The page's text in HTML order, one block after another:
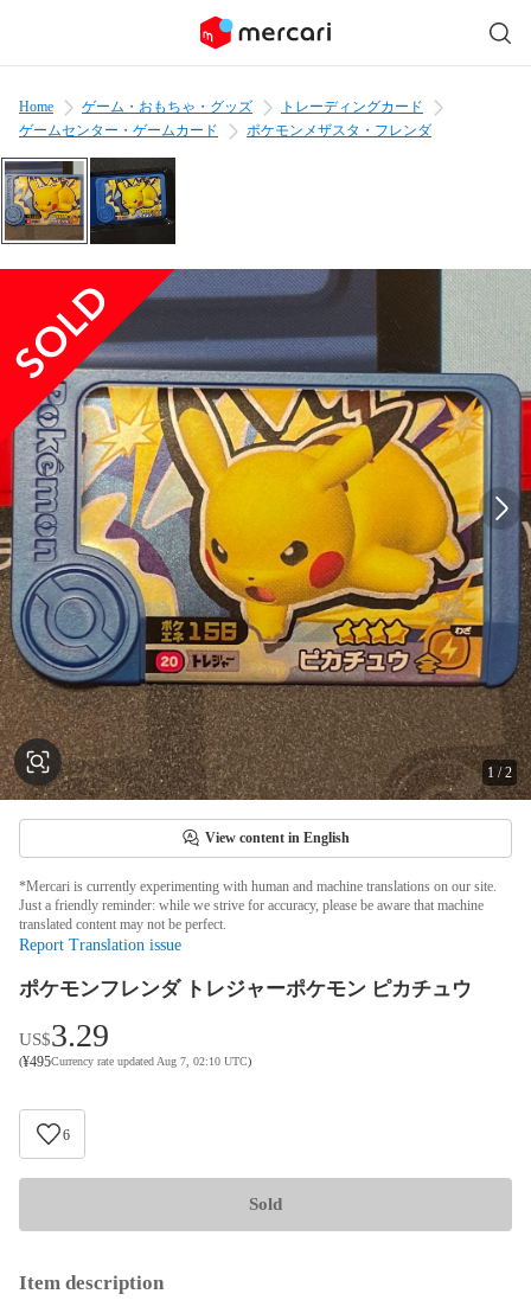
Home ゲーム・おもちゃ・グッズ
トレーディングカード
ゲームセンター・ゲームカード
ポケモンメザスタ・フレンダ
1 /2
View content in English
*Mercari is currently experimenting with human and machine translations on our site.
Just a friendly reminder: while we strive for accuracy, please be aware that machine
translated content may not be perfect.
Report Translation issue
ポケモンフレンダ トレジャーポケモン ピカチュウ
US$3.29
(¥495Currency rate updated Aug 7, 02:10 UTC)
6
Sold
Item description